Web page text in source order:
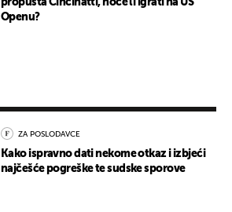
propušta Cincinatti, hoće li igrati na US
Openu?
ZA POSLODAVCE
Kako ispravno dati nekome otkaz i izbjeći
najčešće pogreške te sudske sporove